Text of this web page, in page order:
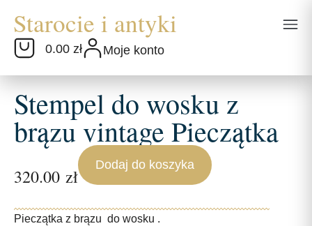
0.00 zł Moje konto
Stempel do wosku z
brązu vintage Pieczątka
320.00 zł
Dodaj do koszyka
Pieczątka z brązu do wosku .